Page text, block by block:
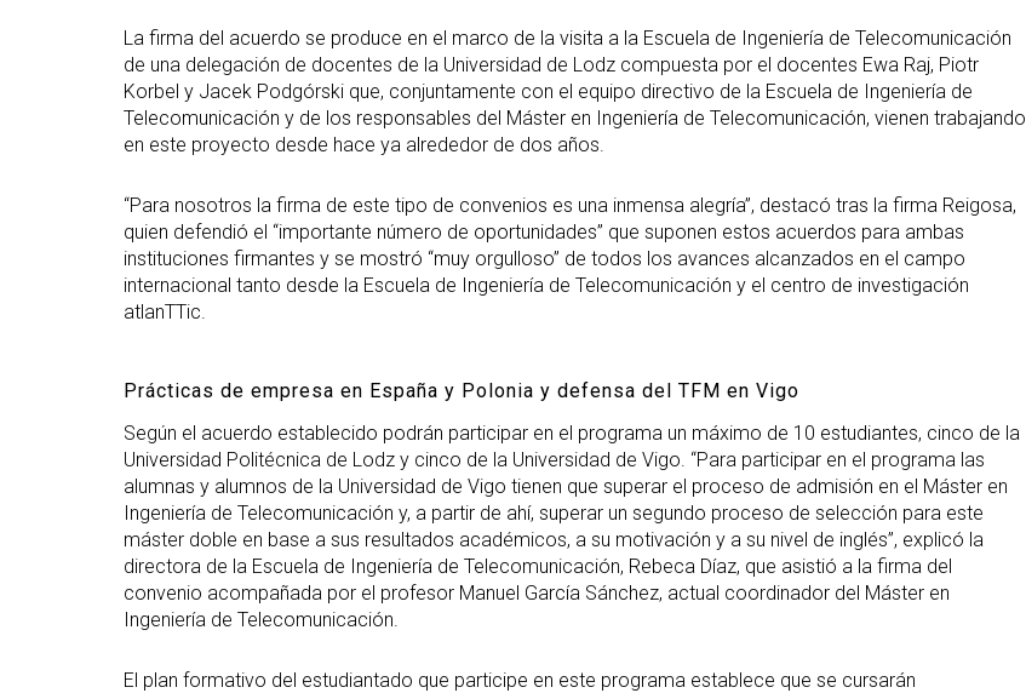
La firma del acuerdo se produce en el marco de la visita a la Escuela de Ingeniería de Telecomunicación
de una delegación de docentes de la Universidad de Lodz compuesta por el docentes Ewa Raj, Piotr
Korbel y Jacek Podgórski que, conjuntamente con el equipo directivo de la Escuela de Ingeniería de
Telecomunicación y de los responsables del Máster en Ingeniería de Telecomunicación, vienen trabajando
en este proyecto desde hace ya alrededor de dos años.
“Para nosotros la firma de este tipo de convenios es una inmensa alegría”, destacó tras la firma Reigosa,
quien defendió el “importante número de oportunidades” que suponen estos acuerdos para ambas
instituciones firmantes y se mostró “muy orgulloso” de todos los avances alcanzados en el campo
internacional tanto desde la Escuela de Ingeniería de Telecomunicación y el centro de investigación
atlanTTic.
Prácticas de empresa en España y Polonia y defensa del TFM en Vigo
Según el acuerdo establecido podrán participar en el programa un máximo de 10 estudiantes, cinco de la
Universidad Politécnica de Lodz y cinco de la Universidad de Vigo. “Para participar en el programa las
alumnas y alumnos de la Universidad de Vigo tienen que superar el proceso de admisión en el Máster en
Ingeniería de Telecomunicación y, a partir de ahí, superar un segundo proceso de selección para este
máster doble en base a sus resultados académicos, a su motivación y a su nivel de inglés”, explicó la
directora de la Escuela de Ingeniería de Telecomunicación, Rebeca Díaz, que asistió a la firma del
convenio acompañada por el profesor Manuel García Sánchez, actual coordinador del Máster en
Ingeniería de Telecomunicación.
El plan formativo del estudiantado que participe en este programa establece que se cursarán